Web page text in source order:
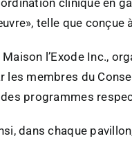
clinique en
telle que conçue
Maison l’Exode Inc.,
les membres du
programmes
dans chaque